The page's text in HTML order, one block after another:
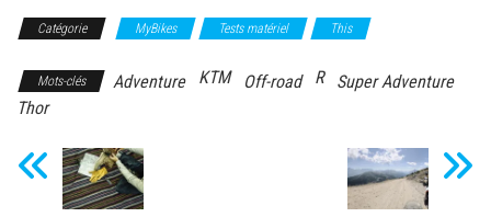
Catégorie MyBikes Tests matériel This
Mots-clés Adventure KTM Off-road R
Super Adventure
Thor